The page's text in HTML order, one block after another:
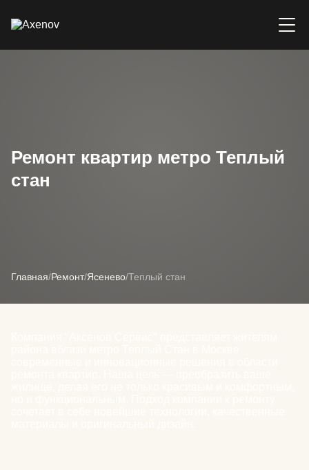
Ремонт квартир метро Теплый
стан
Главная/Ремонт/Ясенево/Теплый стан